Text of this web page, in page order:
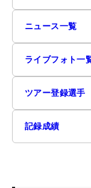
ニュース一覧
ライブフォト一
ツアー登録選手
記録成績